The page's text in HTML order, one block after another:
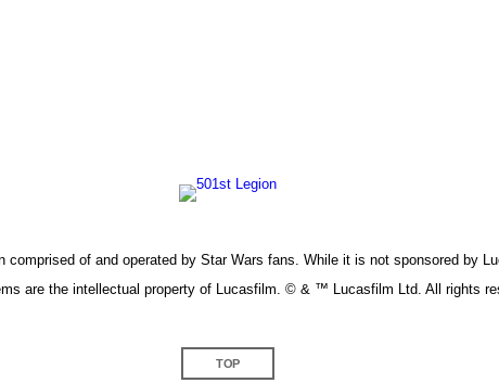
of and operated by Star Wars fans. While it is not sponsored by
are the intellectual property of Lucasfilm. © & ™ Lucasfilm Ltd. All rights
TOP